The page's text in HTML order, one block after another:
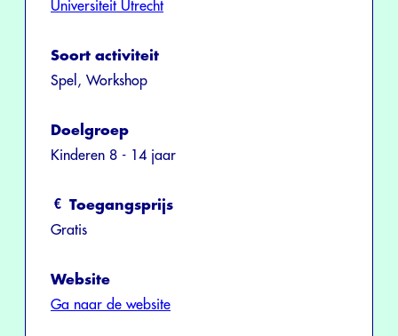
Universiteit Utrecht
Soort activiteit
Spel, Workshop
Doelgroep
Kinderen 8 - 14 jaar
Toegangsprijs
Gratis
Website
Ga naar de website